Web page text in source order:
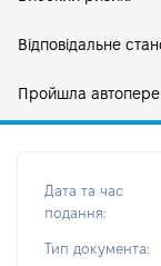
Відповідальне
Пройшла
Дата та час
подання:
Тип документа: